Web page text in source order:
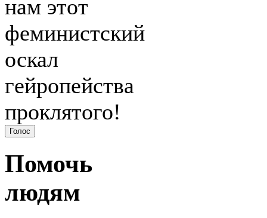
нам этот
феминистский
оскал
гейропейства
проклятого!
Помочь
людям